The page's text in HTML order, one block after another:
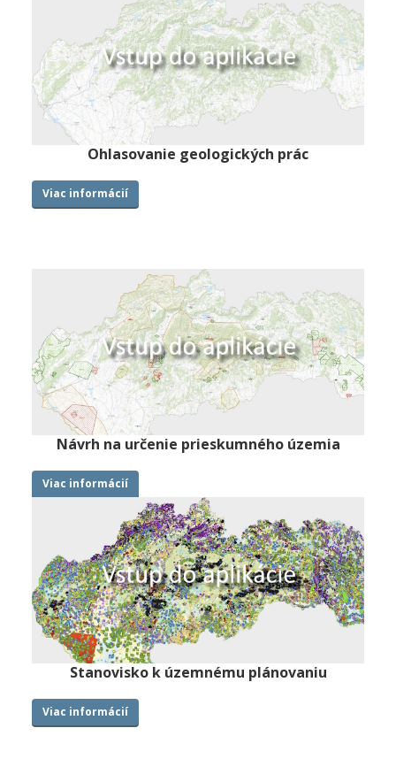
Ohlasovanie geologických prác
Viac informácií
Návrh na určenie prieskumného územia
Viac informácií
Stanovisko k územnému plánovaniu
Viac informácií